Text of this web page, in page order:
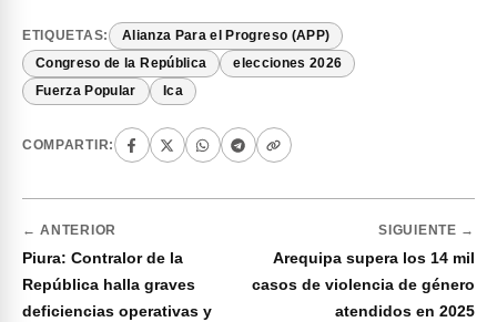
ETIQUETAS: Alianza Para el Progreso (APP)
Congreso de la República elecciones 2026
Fuerza Popular Ica
COMPARTIR:
← ANTERIOR
Piura: Contralor de la
República halla graves
deficiencias operativas y
SIGUIENTE →
Arequipa supera los 14 mil
casos de violencia de género
atendidos en 2025